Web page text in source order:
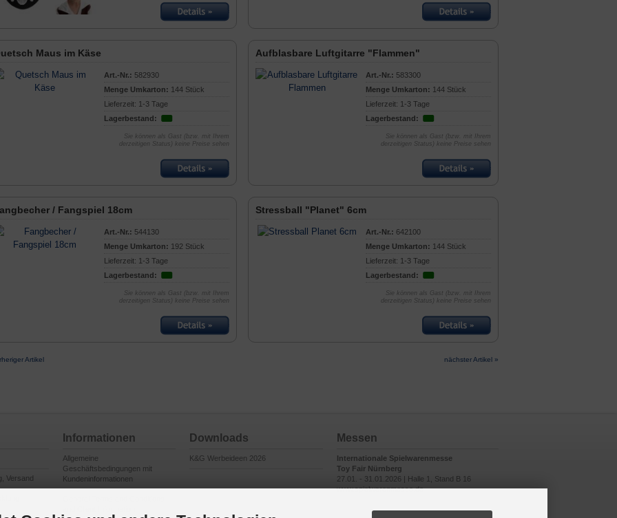
Maus im Käse
Art.-Nr.: 582930
Menge Umkarton: 144 Stück
Lieferzeit: 1-3 Tage
Lagerbestand:
Sie können als Gast (bzw. mit Ihrem
derzeitigen Status) keine Preise sehen
Aufblasbare Luftgitarre "Flammen"
Art.-Nr.: 583300
Menge Umkarton: 144 Stück
Lieferzeit: 1-3 Tage
Lagerbestand:
Sie können als Gast (bzw. mit Ihrem
derzeitigen Status) keine Preise sehen
/ Fangspiel 18cm
Art.-Nr.: 544130
Menge Umkarton: 192 Stück
Lieferzeit: 1-3 Tage
Lagerbestand:
Sie können als Gast (bzw. mit Ihrem
derzeitigen Status) keine Preise sehen
Stressball "Planet" 6cm
Art.-Nr.: 642100
Menge Umkarton: 144 Stück
Lieferzeit: 1-3 Tage
Lagerbestand:
Sie können als Gast (bzw. mit Ihrem
derzeitigen Status) keine Preise sehen
Artikel nächster Artikel »
Versand
Informationen
Allgemeine
Geschäftsbedingungen mit
Kundeninformationen
Downloads
K&G Werbeideen 2026
Messen
Internationale Spielwarenmesse
Toy Fair Nürnberg
27.01. - 31.01.2026 | Halle 1, Stand B 16
www.spielwarenmesse.de